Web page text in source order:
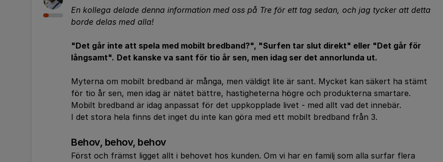
En kollega delade denna information med oss på Tre för ett tag sedan, och jag tycker att detta
borde delas med alla!
"Det går inte att spela med mobilt bredband?", "Surfen tar slut direkt" eller "Det går för
långsamt". Det kanske va sant för tio år sen, men idag ser det annorlunda ut.
Myterna om mobilt bredband är många, men väldigt lite är sant. Mycket kan säkert ha stämt
för tio år sen, men idag är nätet bättre, hastigheterna högre och produkterna smartare.
Mobilt bredband är idag anpassat för det uppkopplade livet - med allt vad det innebär.
I det stora hela finns det inget du inte kan göra med ett mobilt bredband från 3.
Behov, behov, behov
Först och främst ligget allt i behovet hos kunden. Om vi har en familj som alla surfar flera